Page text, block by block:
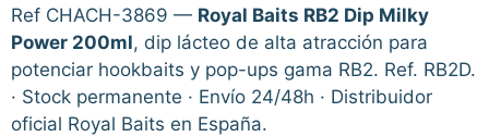
original
era:
8,00€.
actual
es:
6,50€.
Ref CHACH-3869 — Royal Baits RB2 Dip Milky
Power 200ml, dip lácteo de alta atracción para
potenciar hookbaits y pop-ups gama RB2. Ref. RB2D.
· Stock permanente · Envío 24/48h · Distribuidor
oficial Royal Baits en España.